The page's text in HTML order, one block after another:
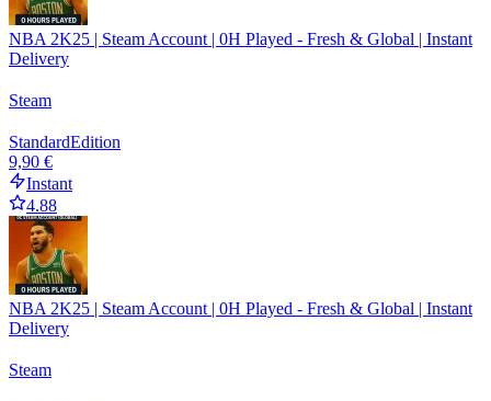
NBA 2K25 | Steam Account | 0H Played - Fresh & Global | Instant
Delivery
Steam
StandardEdition
9,90 €
Instant
4.88
NBA 2K25 | Steam Account | 0H Played - Fresh & Global | Instant
Delivery
Steam